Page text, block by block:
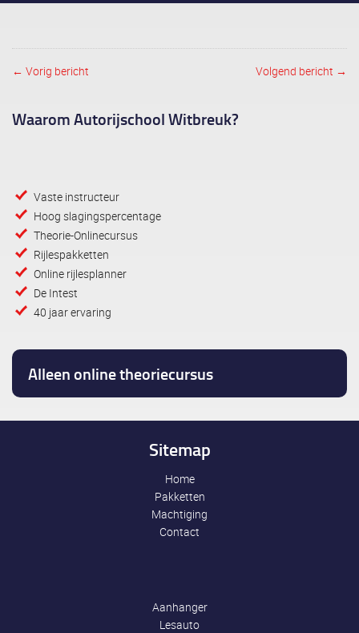
Post navigation
← Vorig bericht Volgend bericht →
Waarom Autorijschool Witbreuk?
Vaste instructeur
Hoog slagingspercentage
Theorie-Onlinecursus
Rijlespakketten
Online rijlesplanner
De Intest
40 jaar ervaring
Alleen online theoriecursus
Sitemap
Home
Pakketten
Machtiging
Contact
Aanhanger
Lesauto